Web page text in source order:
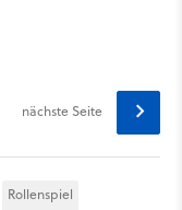
nächste Seite
Rollenspiel